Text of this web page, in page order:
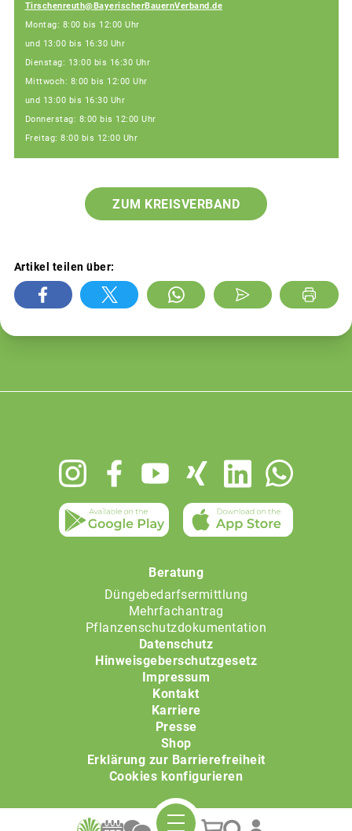
Tirschenreuth@BayerischerBauernVerband.de
Montag: 8:00 bis 12:00 Uhr
und 13:00 bis 16:30 Uhr
Dienstag: 13:00 bis 16:30 Uhr
Mittwoch: 8:00 bis 12:00 Uhr
und 13:00 bis 16:30 Uhr
Donnerstag: 8:00 bis 12:00 Uhr
Freitag: 8:00 bis 12:00 Uhr
ZUM KREISVERBAND
Artikel teilen über:
Beratung
Düngebedarfsermittlung
Mehrfachantrag
Pflanzenschutzdokumentation
Datenschutz
Hinweisgeberschutzgesetz
Impressum
Kontakt
Karriere
Presse
Shop
Erklärung zur Barrierefreiheit
Cookies konfigurieren